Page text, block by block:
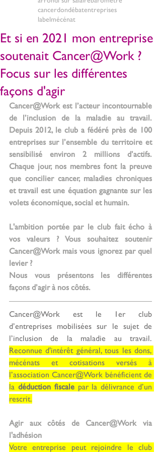
cancerdondébatentreprises
labelmécénat
Et si en 2021 mon entreprise
soutenait Cancer@Work ?
Focus sur les différentes
façons d'agir
Cancer@Work est l’acteur incontournable
de l’inclusion de la maladie au travail.
Depuis 2012, le club a fédéré près de 100
entreprises sur l’ensemble du territoire et
sensibilisé environ 2 millions d’actifs.
Chaque jour, nos membres font la preuve
que concilier cancer, maladies chroniques
et travail est une équation gagnante sur les
volets économique, social et humain.
L'ambition portée par le club fait écho à
vos valeurs ? Vous souhaitez soutenir
Cancer@Work mais vous ignorez par quel
levier ?
Nous vous présentons les différentes
façons d’agir à nos côtés.
Cancer@Work est le 1er club
d’entreprises mobilisées sur le sujet de
Reconnue d'intérêt général, tous les dons,
mécénats et cotisations versés à
l’association Cancer@Work bénéficient de
la déduction fiscale par la délivrance d’un
rescrit.
Agir aux côtés de Cancer@Work via
l'adhésion
Votre entreprise peut rejoindre le club